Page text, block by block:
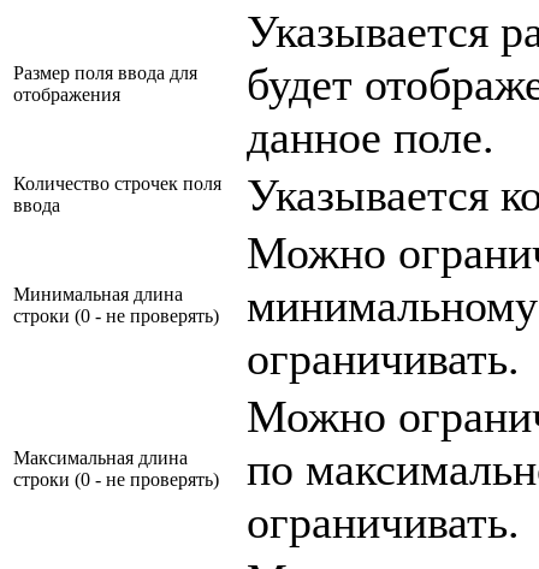
Размер поля ввода для
отображения
Указывается
будет
данное поле.
Количество строчек поля
ввода
Указывается
Минимальная длина
строки (0 - не проверять)
Можно
ограничивать.
Максимальная длина
строки (0 - не проверять)
Можно
по
ограничивать.